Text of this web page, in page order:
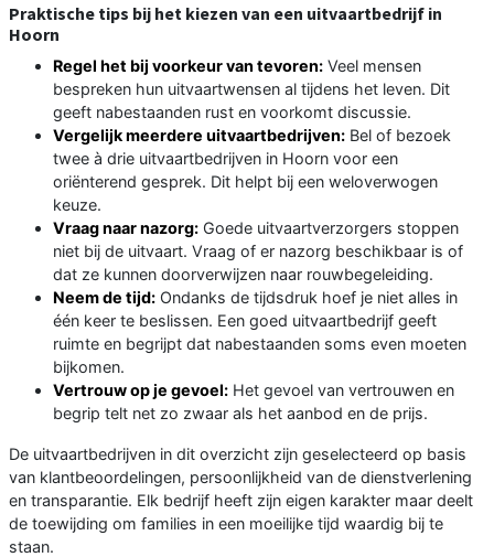
Praktische tips bij het kiezen van een uitvaartbedrijf in
Hoorn
Regel het bij voorkeur van tevoren: Veel mensen
bespreken hun uitvaartwensen al tijdens het leven. Dit
geeft nabestaanden rust en voorkomt discussie.
Vergelijk meerdere uitvaartbedrijven: Bel of bezoek
twee à drie uitvaartbedrijven in Hoorn voor een
oriënterend gesprek. Dit helpt bij een weloverwogen
keuze.
Vraag naar nazorg: Goede uitvaartverzorgers stoppen
niet bij de uitvaart. Vraag of er nazorg beschikbaar is of
dat ze kunnen doorverwijzen naar rouwbegeleiding.
Neem de tijd: Ondanks de tijdsdruk hoef je niet alles in
één keer te beslissen. Een goed uitvaartbedrijf geeft
ruimte en begrijpt dat nabestaanden soms even moeten
bijkomen.
Vertrouw op je gevoel: Het gevoel van vertrouwen en
begrip telt net zo zwaar als het aanbod en de prijs.
De uitvaartbedrijven in dit overzicht zijn geselecteerd op basis
van klantbeoordelingen, persoonlijkheid van de dienstverlening
en transparantie. Elk bedrijf heeft zijn eigen karakter maar deelt
de toewijding om families in een moeilijke tijd waardig bij te
staan.